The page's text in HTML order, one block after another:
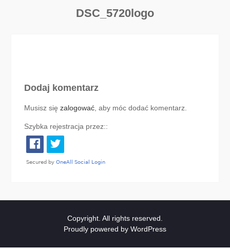
DSC_5720logo
Dodaj komentarz
Musisz się zalogować, aby móc dodać komentarz.
Szybka rejestracja przez::
Copyright. All rights reserved.
Proudly powered by WordPress